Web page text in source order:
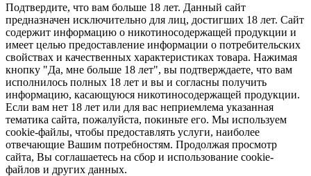
Подтвердите, что вам больше 18 лет. Данный сайт
предназначен исключительно для лиц, достигших 18 лет. Сайт
содержит информацию о никотиносодержащей продукции и
имеет целью предоставление информации о потребительских
свойствах и качественных характеристиках товара. Нажимая
кнопку "Да, мне больше 18 лет", вы подтверждаете, что вам
исполнилось полных 18 лет и вы и согласны получить
информацию, касающуюся никотиносодержащей продукции.
Если вам нет 18 лет или для вас неприемлема указанная
тематика сайта, пожалуйста, покиньте его. Мы используем
cookie-файлы, чтобы предоставлять услуги, наиболее
отвечающие Вашим потребностям. Продолжая просмотр
сайта, Вы соглашаетесь на сбор и использование cookie-
файлов и других данных.